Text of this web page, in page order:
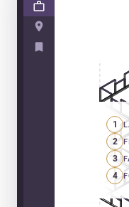
1
2
3
4